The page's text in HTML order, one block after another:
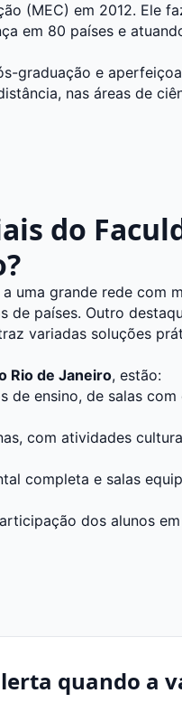
(MEC) em 2012. Ele
em 80 países e
graduação e
nas áreas de
do
uma grande rede com
de países. Outro
variadas soluções
Rio de Janeiro, estão:
de ensino, de salas com
com atividades
completa e salas
dos alunos
quando a